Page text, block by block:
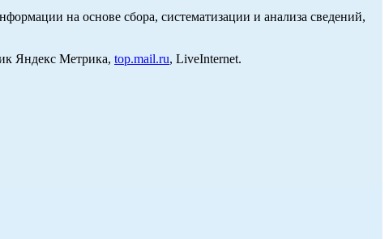
на основе сбора, систематизации и анализа сведений,
Яндекс Метрика, top.mail.ru, LiveInternet.